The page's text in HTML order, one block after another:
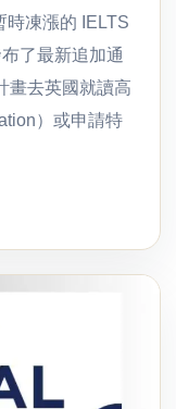
時凍漲的 IELTS
了最新追加通
畫去英國就讀高
）或申請特